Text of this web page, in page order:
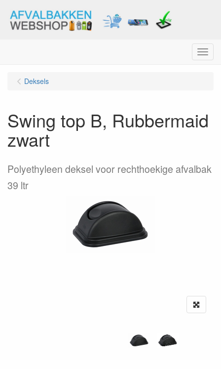
Menu
Deksels
Swing top B, Rubbermaid
zwart
Polyethyleen deksel voor rechthoekige afvalbak
39 ltr